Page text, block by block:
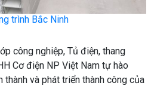
trình Bắc Ninh
công nghiệp, Tủ điện, thang
Cơ điện NP Việt Nam tự hào
và phát triển thành công của